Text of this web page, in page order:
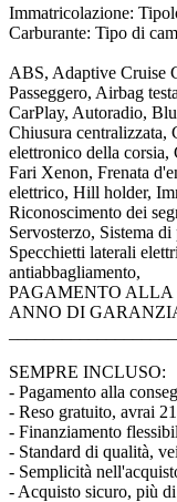
Immatricolazione:
Carburante: Tipo di
ABS, Adaptive Cruise
Passeggero, Airbag
CarPlay, Autoradio,
Chiusura centralizzata,
elettronico della
Fari Xenon, Frenata
elettrico, Hill holder,
Riconoscimento dei
Servosterzo, Sistema
Specchietti laterali
antiabbagliamento,
PAGAMENTO ALLA
ANNO DI
SEMPRE INCLUSO:
- Pagamento alla
- Reso gratuito, avrai
- Finanziamento
- Standard di qualità,
- Semplicità
- Acquisto sicuro, più